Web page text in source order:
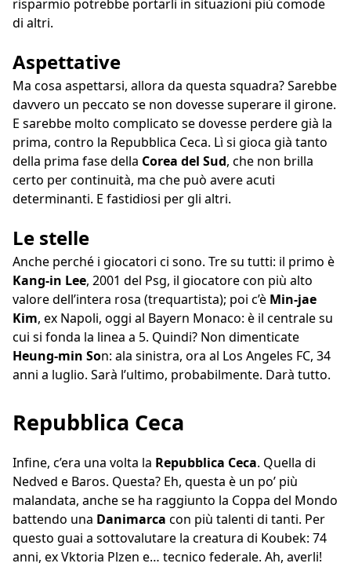
risparmio potrebbe portarli in situazioni più comode
di altri.
Aspettative
Ma cosa aspettarsi, allora da questa squadra? Sarebbe
davvero un peccato se non dovesse superare il girone.
E sarebbe molto complicato se dovesse perdere già la
prima, contro la Repubblica Ceca. Lì si gioca già tanto
della prima fase della Corea del Sud, che non brilla
certo per continuità, ma che può avere acuti
determinanti. E fastidiosi per gli altri.
Le stelle
Anche perché i giocatori ci sono. Tre su tutti: il primo è
Kang-in Lee, 2001 del Psg, il giocatore con più alto
valore dell’intera rosa (trequartista); poi c’è Min-jae
Kim, ex Napoli, oggi al Bayern Monaco: è il centrale su
cui si fonda la linea a 5. Quindi? Non dimenticate
Heung-min Son: ala sinistra, ora al Los Angeles FC, 34
anni a luglio. Sarà l’ultimo, probabilmente. Darà tutto.
Repubblica Ceca
Infine, c’era una volta la Repubblica Ceca. Quella di
Nedved e Baros. Questa? Eh, questa è un po’ più
malandata, anche se ha raggiunto la Coppa del Mondo
battendo una Danimarca con più talenti di tanti. Per
questo guai a sottovalutare la creatura di Koubek: 74
anni, ex Vktoria Plzen e… tecnico federale. Ah, averli!